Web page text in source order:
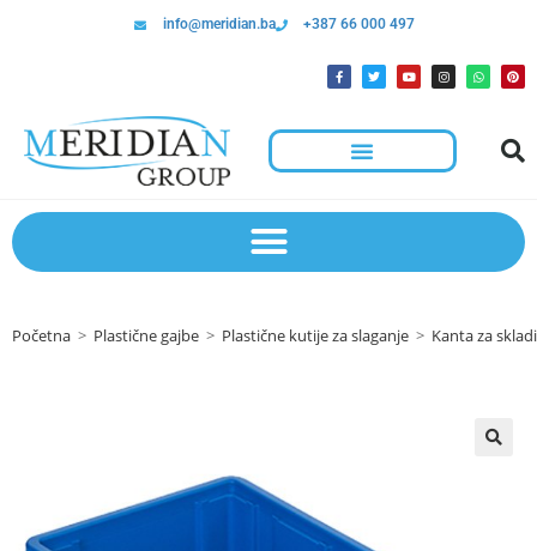
info@meridian.ba +387 66 000 497
Početna > Plastične gajbe > Plastične kutije za slaganje > Kanta za